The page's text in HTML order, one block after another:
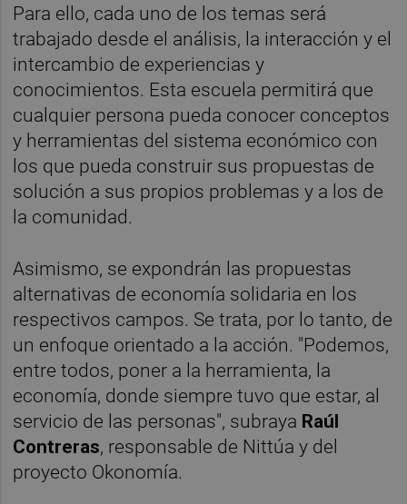
Para ello, cada uno de los temas será
trabajado desde el análisis, la interacción y el
intercambio de experiencias y
conocimientos. Esta escuela permitirá que
cualquier persona pueda conocer conceptos
y herramientas del sistema económico con
los que pueda construir sus propuestas de
solución a sus propios problemas y a los de
la comunidad.
Asimismo, se expondrán las propuestas
alternativas de economía solidaria en los
respectivos campos. Se trata, por lo tanto, de
un enfoque orientado a la acción. "Podemos,
entre todos, poner a la herramienta, la
economía, donde siempre tuvo que estar, al
servicio de las personas", subraya Raúl
Contreras, responsable de Nittúa y del
proyecto Okonomía.